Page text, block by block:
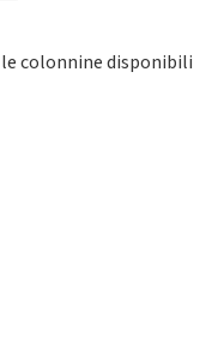
colonnine disponibili